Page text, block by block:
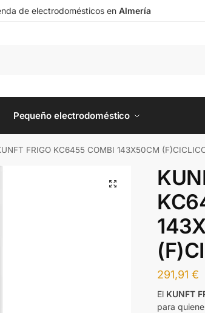
de electrodomésticos en Almería
Pequeño electrodoméstico
FRIGO KC6455 COMBI 143X50CM
291,91€
El KUNFT
para